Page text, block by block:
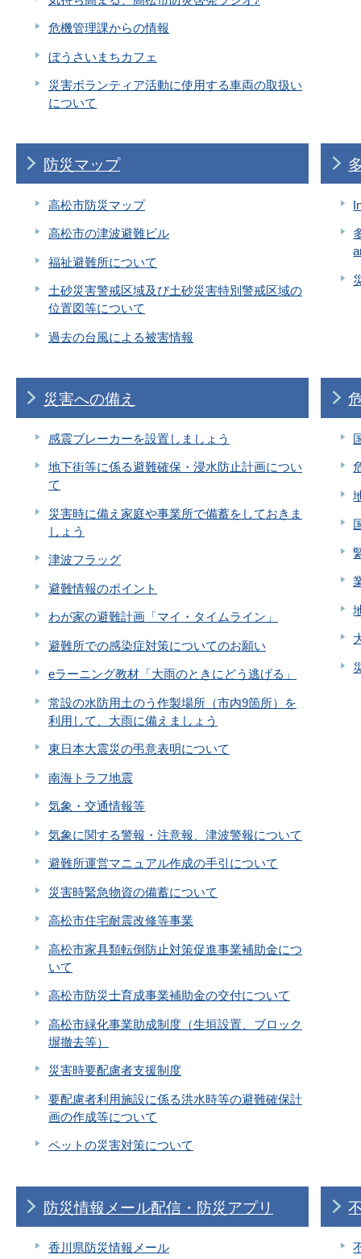
危機管理課からの情報
ぼうさいまちカフェ
災害ボランティア活動に使用する車両の取扱い
について
防災マップ
高松市防災マップ
高松市の津波避難ビル
福祉避難所について
土砂災害警戒区域及び土砂災害特別警戒区域の
位置図等について
過去の台風による被害情報
災害への備え
感震ブレーカーを設置しましょう
地下街等に係る避難確保・浸水防止計画につい
て
災害時に備え家庭や事業所で備蓄をしておきま
しょう
津波フラッグ
避難情報のポイント
わが家の避難計画「マイ・タイムライン」
避難所での感染症対策についてのお願い
eラーニング教材「大雨のときにどう逃げる」
常設の水防用土のう作製場所（市内9箇所）を
利用して、大雨に備えましょう
東日本大震災の弔意表明について
南海トラフ地震
気象・交通情報等
気象に関する警報・注意報、津波警報について
避難所運営マニュアル作成の手引について
災害時緊急物資の備蓄について
高松市住宅耐震改修等事業
高松市家具類転倒防止対策促進事業補助金につ
いて
高松市防災士育成事業補助金の交付について
高松市緑化事業助成制度（生垣設置、ブロック
塀撤去等）
災害時要配慮者支援制度
要配慮者利用施設に係る洪水時等の避難確保計
画の作成等について
ペットの災害対策について
防災情報メール配信・防災アプリ
香川県防災情報メール